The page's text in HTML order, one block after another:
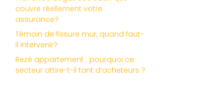
couvre réellement votre
assurance?
Témoin de fissure mur, quand faut-
il intervenir?
Rezé appartement : pourquoi ce
secteur attire-t-il tant d’acheteurs ?